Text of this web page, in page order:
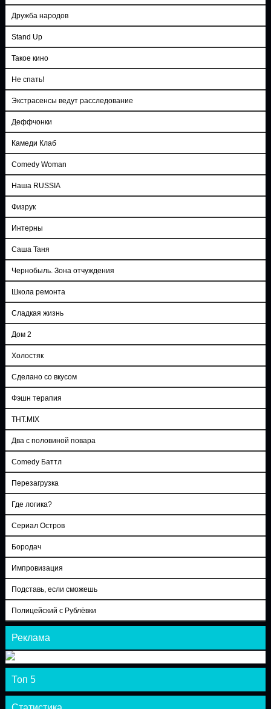
Дружба народов
Stand Up
Такое кино
Не спать!
Экстрасенсы ведут расследование
Деффчонки
Камеди Клаб
Comedy Woman
Наша RUSSIA
Физрук
Интерны
Саша Таня
Чернобыль. Зона отчуждения
Школа ремонта
Сладкая жизнь
Дом 2
Холостяк
Сделано со вкусом
Фэшн терапия
ТНТ.MIX
Два с половиной повара
Comedy Баттл
Перезагрузка
Где логика?
Сериал Остров
Бородач
Импровизация
Подставь, если сможешь
Полицейский с Рублёвки
Реклама
Топ 5